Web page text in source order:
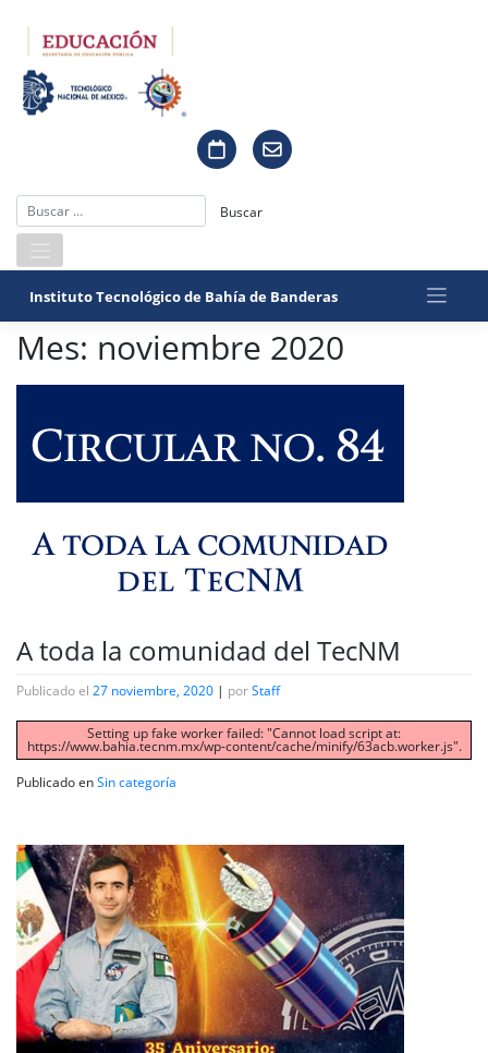
contenido
Instituto Tecnológico de Bahía de Banderas
Mes: noviembre 2020
A toda la comunidad del TecNM
Publicado el 27 noviembre, 2020 | porStaff
Setting up fake worker failed: "Cannot load script at:
https://www.bahia.tecnm.mx/wp-content/cache/minify/63acb.worker.js".
Publicado enSin categoría